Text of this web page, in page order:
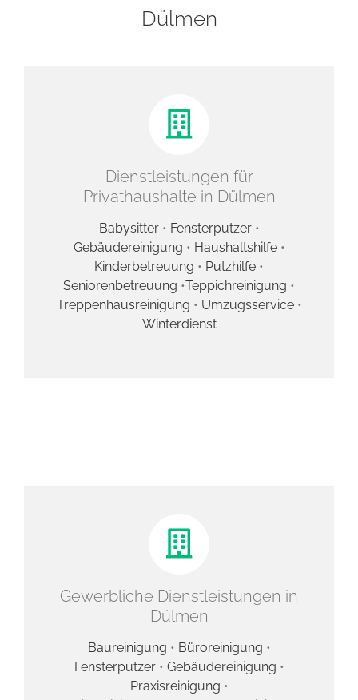
Dülmen
Dienstleistungen für
Privathaushalte in Dülmen
Babysitter• Fensterputzer•
Gebäudereinigung • Haushaltshilfe•
Kinderbetreuung • Putzhilfe •
Seniorenbetreuung •Teppichreinigung •
Treppenhausreinigung • Umzugsservice•
Winterdienst
Gewerbliche Dienstleistungen in
Dülmen
Baureinigung • Büroreinigung •
Fensterputzer• Gebäudereinigung •
Praxisreinigung •